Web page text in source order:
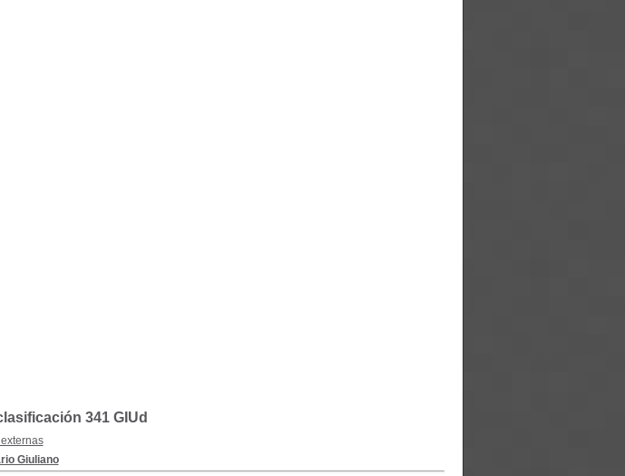
341 GIUd
Giuliano